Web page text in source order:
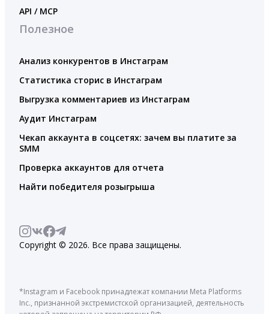
API / MCP
Полезное
Анализ конкурентов в Инстаграм
Статистика сторис в Инстаграм
Выгрузка комментариев из Инстаграм
Аудит Инстаграм
Чекап аккаунта в соцсетях: зачем вы платите за
SMM
Проверка аккаунтов для отчета
Найти победителя розыгрыша
Copyright © 2026. Все права защищены.
*Instagram и Facebook принадлежат компании Meta Platforms
Inc., признанной экстремистской организацией, деятельность